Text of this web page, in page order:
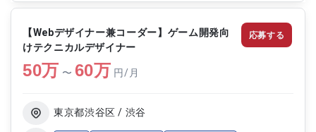
やすいインターフェースを一から設計し、ゲーム体
・ソーシャルゲームのUIデザイン制作 ・ゲーム内の
画面設計および企画立案 ・ユーザビリティを考慮
したUX提案 ・UIアニメーションの設計および実装
・モックアップ作成およびプロトタイピング ・デ
ムとの連携およびデザイン仕様の調整
【Webデザイナー兼コーダー】ゲーム開発向
けテクニカルデザイナー
50万 〜 60万 円/月
東京都渋谷区 / 渋谷
応募する